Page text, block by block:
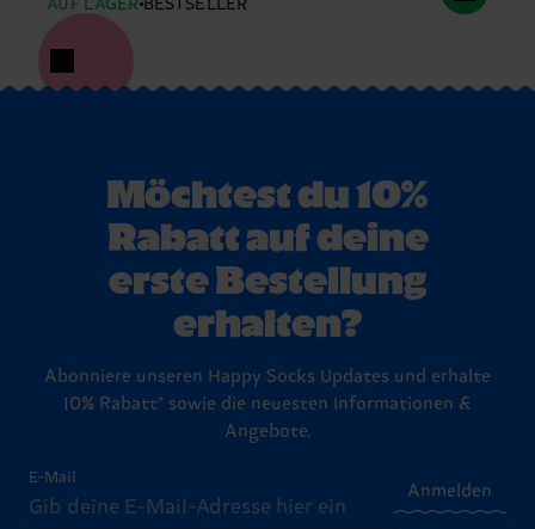
AUF LAGER BESTSELLER
Möchtest du 10%
Rabatt auf deine
erste Bestellung
erhalten?
Abonniere unseren Happy Socks Updates und erhalte
10% Rabatt* sowie die neuesten Informationen &
Angebote.
E-Mail
Anmelden